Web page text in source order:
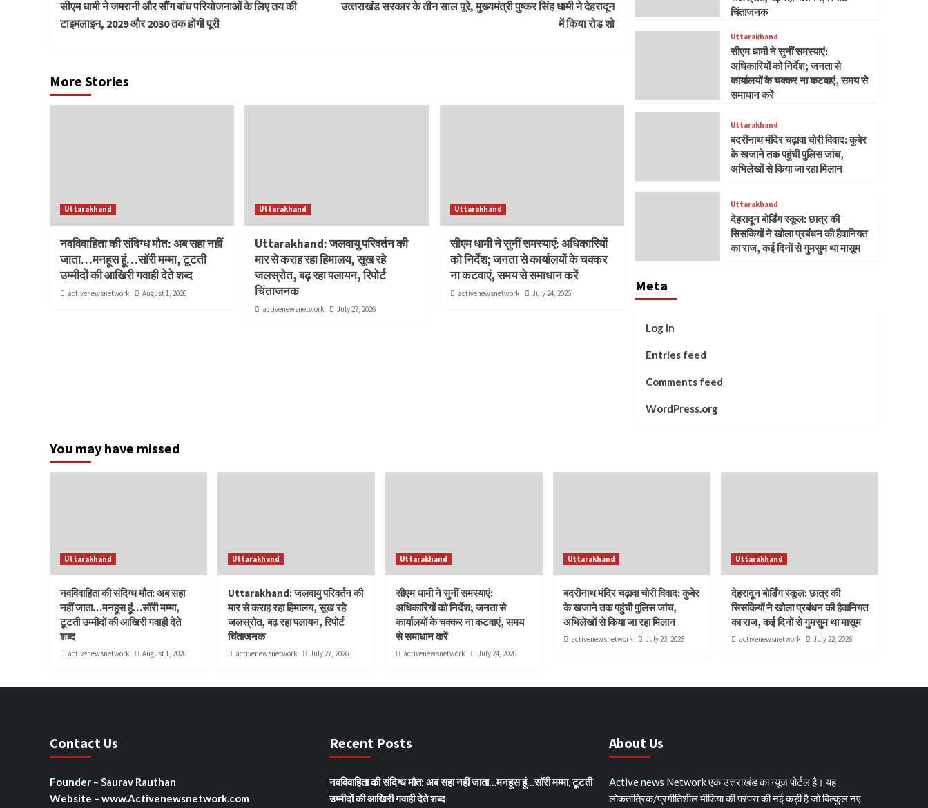
Reading
सीएम धामी ने जमरानी और सौंग बांध परियोजनाओं के लिए तय की
टाइमलाइन, 2029 और 2030 तक होंगी पूरी
उत्‍तराखंड सरकार के तीन साल पूरे, मुख्यमंत्री पुष्कर सिंह धामी ने देहरादून
में किया रोड शो
More Stories
Uttarakhand
नवविवाहिता की संदिग्ध मौत: अब सहा नहीं
जाता…मनहूस हूं…सॉरी मम्मा, टूटती
उम्मीदों की आखिरी गवाही देते शब्द
activenewsnetwork August 1, 2026
Uttarakhand
Uttarakhand: जलवायु परिवर्तन की
मार से कराह रहा हिमालय, सूख रहे
जलस्रोत, बढ़ रहा पलायन, रिपोर्ट
चिंताजनक
activenewsnetwork July 27, 2026
Uttarakhand
सीएम धामी ने सुनीं समस्याएं: अधिकारियों
को निर्देश; जनता से कार्यालयों के चक्कर
ना कटवाएं, समय से समाधान करें
activenewsnetwork July 24, 2026
चिंताजनक
Uttarakhand
सीएम धामी ने सुनीं समस्याएं:
अधिकारियों को निर्देश; जनता से
कार्यालयों के चक्कर ना कटवाएं, समय से
समाधान करें
Uttarakhand
बदरीनाथ मंदिर चढ़ावा चोरी विवाद: कुबेर
के खजाने तक पहुंची पुलिस जांच,
अभिलेखों से किया जा रहा मिलान
Uttarakhand
देहरादून बोर्डिंग स्कूल: छात्र की
सिसकियों ने खोला प्रबंधन की हैवानियत
का राज, कई दिनों से गुमसुम था मासूम
Meta
Log in
Entries feed
Comments feed
WordPress.org
You may have missed
Uttarakhand
नवविवाहिता की संदिग्ध मौत: अब सहा
नहीं जाता…मनहूस हूं…सॉरी मम्मा,
टूटती उम्मीदों की आखिरी गवाही देते
शब्द
activenewsnetwork August 1, 2026
Uttarakhand
Uttarakhand: जलवायु परिवर्तन की
मार से कराह रहा हिमालय, सूख रहे
जलस्रोत, बढ़ रहा पलायन, रिपोर्ट
चिंताजनक
activenewsnetwork July 27, 2026
Uttarakhand
सीएम धामी ने सुनीं समस्याएं:
अधिकारियों को निर्देश; जनता से
कार्यालयों के चक्कर ना कटवाएं, समय
से समाधान करें
activenewsnetwork July 24, 2026
Uttarakhand
बदरीनाथ मंदिर चढ़ावा चोरी विवाद: कुबेर
के खजाने तक पहुंची पुलिस जांच,
अभिलेखों से किया जा रहा मिलान
activenewsnetwork July 23, 2026
Uttarakhand
देहरादून बोर्डिंग स्कूल: छात्र की
सिसकियों ने खोला प्रबंधन की हैवानियत
का राज, कई दिनों से गुमसुम था मासूम
activenewsnetwork July 22, 2026
Contact Us
Founder – Saurav Rauthan
Website – www.Activenewsnetwork.com
Recent Posts
नवविवाहिता की संदिग्ध मौत: अब सहा नहीं जाता…मनहूस हूं…सॉरी मम्मा, टूटती
उम्मीदों की आखिरी गवाही देते शब्द
About Us
Active news Network एक उत्तराखंड का न्यूज पोर्टल है। यह
लोकतांत्रिक/प्रगीतिशील मीडिया की परंपरा की नई कड़ी है जो बिल्कुल नए